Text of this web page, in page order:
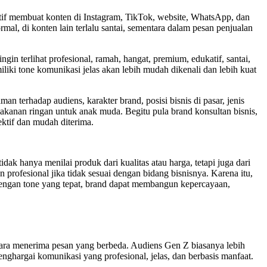
membuat konten di Instagram, TikTok, website, WhatsApp, dan
di konten lain terlalu santai, sementara dalam pesan penjualan
terlihat profesional, ramah, hangat, premium, edukatif, santai,
tone komunikasi jelas akan lebih mudah dikenali dan lebih kuat
terhadap audiens, karakter brand, posisi bisnis di pasar, jenis
ringan untuk anak muda. Begitu pula brand konsultan bisnis,
dan mudah diterima.
hanya menilai produk dari kualitas atau harga, tetapi juga dari
profesional jika tidak sesuai dengan bidang bisnisnya. Karena itu,
tone yang tepat, brand dapat membangun kepercayaan,
menerima pesan yang berbeda. Audiens Gen Z biasanya lebih
komunikasi yang profesional, jelas, dan berbasis manfaat.